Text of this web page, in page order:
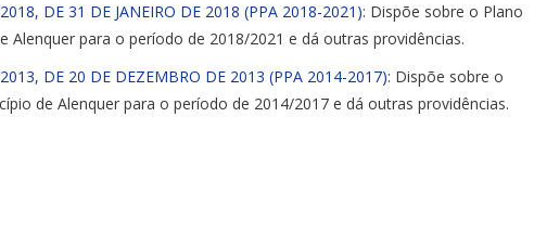
DE 31 DE JANEIRO DE 2018 (PPA 2018-2021): Dispõe sobre o Plano
Alenquer para o período de 2018/2021 e dá outras providências.
DE 20 DE DEZEMBRO DE 2013 (PPA 2014-2017): Dispõe sobre o
de Alenquer para o período de 2014/2017 e dá outras providências.